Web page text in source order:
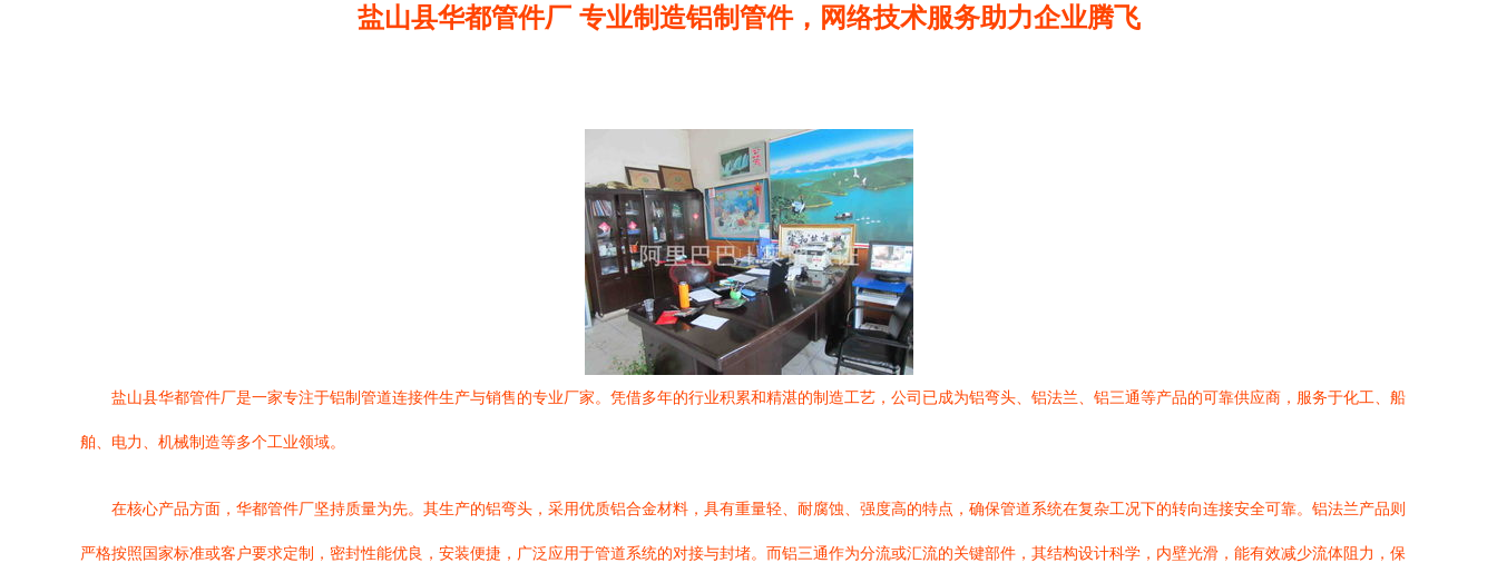
盐山县华都管件厂 专业制造铝制管件，网络技术服务助力企业腾飞
盐山县华都管件厂是一家专注于铝制管道连接件生产与销售的专业厂家。凭借多年的行业积累和精湛的制造工艺，公司已成为铝弯头、铝法兰、铝三通等产品的可靠供应商，服务于化工、船
舶、电力、机械制造等多个工业领域。
在核心产品方面，华都管件厂坚持质量为先。其生产的铝弯头，采用优质铝合金材料，具有重量轻、耐腐蚀、强度高的特点，确保管道系统在复杂工况下的转向连接安全可靠。铝法兰产品则
严格按照国家标准或客户要求定制，密封性能优良，安装便捷，广泛应用于管道系统的对接与封堵。而铝三通作为分流或汇流的关键部件，其结构设计科学，内壁光滑，能有效减少流体阻力，保